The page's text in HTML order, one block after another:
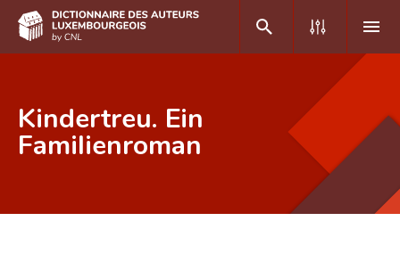
DE FR
Kindertreu. Ein
Familienroman